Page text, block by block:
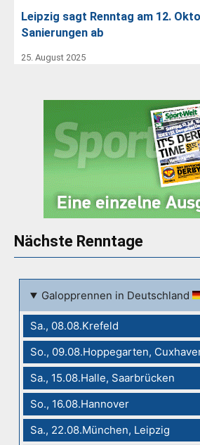
Leipzig sagt Renntag am 12.
Sanierungen ab
25. August 2025
Nächste Renntage
Galopprennen in Deutschland
Sa., 08.08.Krefeld
So., 09.08.Hoppegarten,
Sa., 15.08.Halle, Saarbrücken
So., 16.08.Hannover
Sa., 22.08.München, Leipzig